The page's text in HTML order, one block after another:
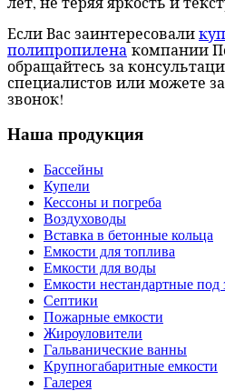
Если Вас заинтересовали
полипропилена компании
обращайтесь за
специалистов или можете
звонок!
Наша продукция
Бассейны
Купели
Кессоны и погреба
Воздуховоды
Вставка в бетонные кольца
Емкости для топлива
Емкости для воды
Емкости нестандартные под
Септики
Пожарные емкости
Жироуловители
Гальванические ванны
Крупногабаритные емкости
Галерея